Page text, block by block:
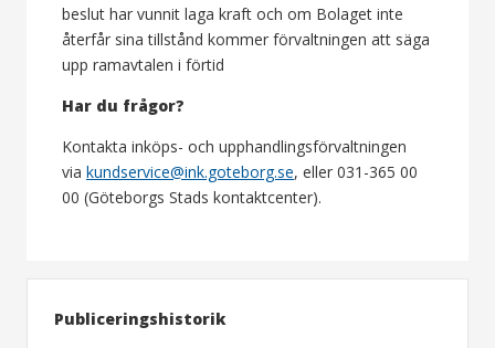
beslut har vunnit laga kraft och om Bolaget inte
återfår sina tillstånd kommer förvaltningen att säga
upp ramavtalen i förtid
Har du frågor?
Kontakta inköps- och upphandlingsförvaltningen
via kundservice@ink.goteborg.se, eller 031-365 00
00 (Göteborgs Stads kontaktcenter).
Publiceringshistorik